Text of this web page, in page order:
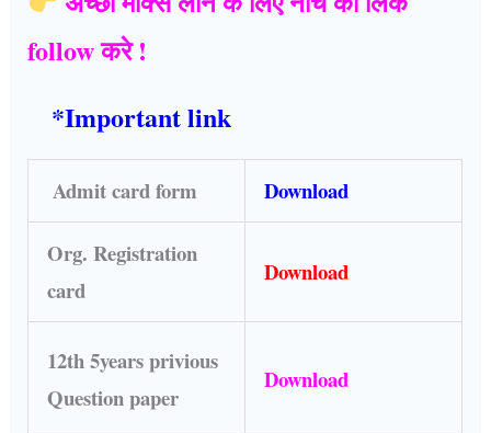
follow करे !
*Important link
Admit card form Download
Org. Registration
card
Download
12th 5years privious
Question paper
Download